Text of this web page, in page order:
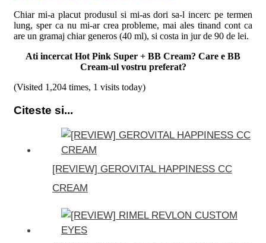
Chiar mi-a placut produsul si mi-as dori sa-l incerc pe termen
lung, sper ca nu mi-ar crea probleme, mai ales tinand cont ca
are un gramaj chiar generos (40 ml), si costa in jur de 90 de lei.
Ati incercat Hot Pink Super + BB Cream? Care e BB
Cream-ul vostru preferat?
(Visited 1,204 times, 1 visits today)
Citeste si...
[REVIEW] GEROVITAL HAPPINESS CC
CREAM